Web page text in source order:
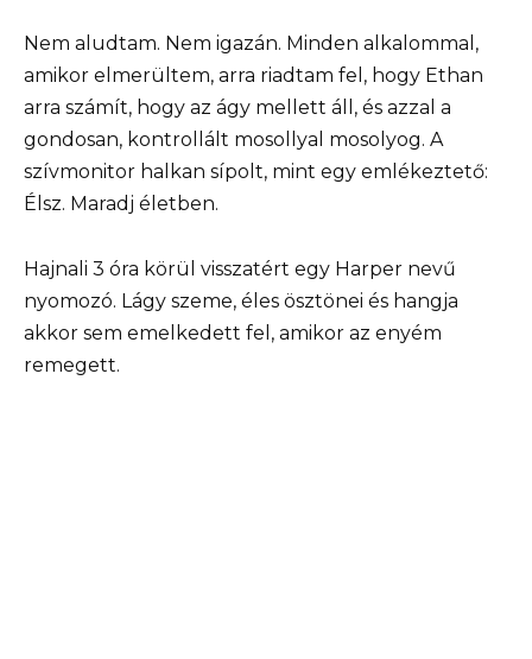
Nem aludtam. Nem igazán. Minden alkalommal,
amikor elmerültem, arra riadtam fel, hogy Ethan
arra számít, hogy az ágy mellett áll, és azzal a
gondosan, kontrollált mosollyal mosolyog. A
szívmonitor halkan sípolt, mint egy emlékeztető:
Élsz. Maradj életben.
Hajnali 3 óra körül visszatért egy Harper nevű
nyomozó. Lágy szeme, éles ösztönei és hangja
akkor sem emelkedett fel, amikor az enyém
remegett.